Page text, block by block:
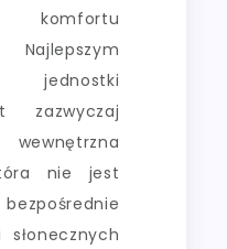
komfortu
jednostki
zazwyczaj
nie jest
słonecznych